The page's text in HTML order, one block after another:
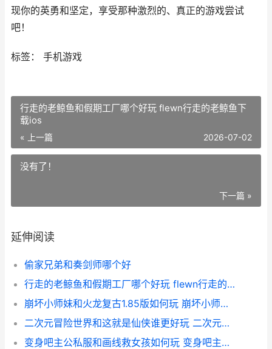
现你的英勇和坚定，享受那种激烈的、真正的游戏尝试
吧！
标签： 手机游戏
行走的老鲸鱼和假期工厂哪个好玩 flewn行走的老鲸鱼下
载ios
« 上一篇 2026-07-02
没有了！
下一篇 »
延伸阅读
偷家兄弟和奏剑师哪个好
行走的老鲸鱼和假期工厂哪个好玩 flewn行走的老鲸鱼下载ios
崩坏小师妹和火龙复古1.85版如何玩 崩坏小师妹和火影哪个好
二次元冒险世界和这就是仙侠谁更好玩 二次元冒险 小说
变身吧主公私服和画线救女孩如何玩 变身吧主公官网